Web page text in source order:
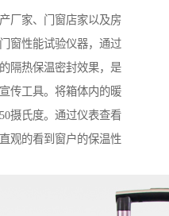
厂家、门窗店家以及房
窗性能试验仪器，通过
隔热保温密封效果，是
传工具。将箱体内的暖
摄氏度。通过仪表查看
观的看到窗户的保温性